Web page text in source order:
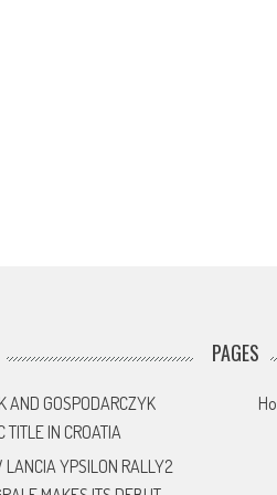
AND GOSPODARCZYK
TITLE IN CROATIA
LANCIA YPSILON RALLY2
PAGES